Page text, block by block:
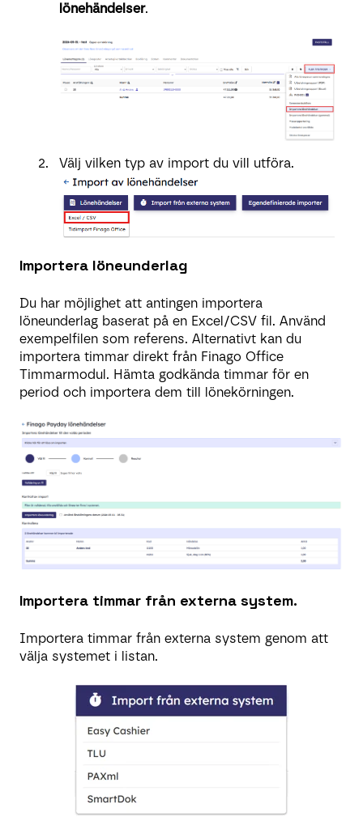
lönehändelser.
Välj vilken typ av import du vill utföra.
Importera löneunderlag
Du har möjlighet att antingen importera
löneunderlag baserat på en Excel/CSV fil. Använd
exempelfilen som referens. Alternativt kan du
importera timmar direkt från Finago Office
Timmarmodul. Hämta godkända timmar för en
period och importera dem till lönekörningen.
Importera timmar från externa system.
Importera timmar från externa system genom att
välja systemet i listan.